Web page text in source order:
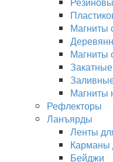
Магниты
Магниты
Магниты
Рефлекторы
Ланъярды
Ленты
Карманы
Бейджи